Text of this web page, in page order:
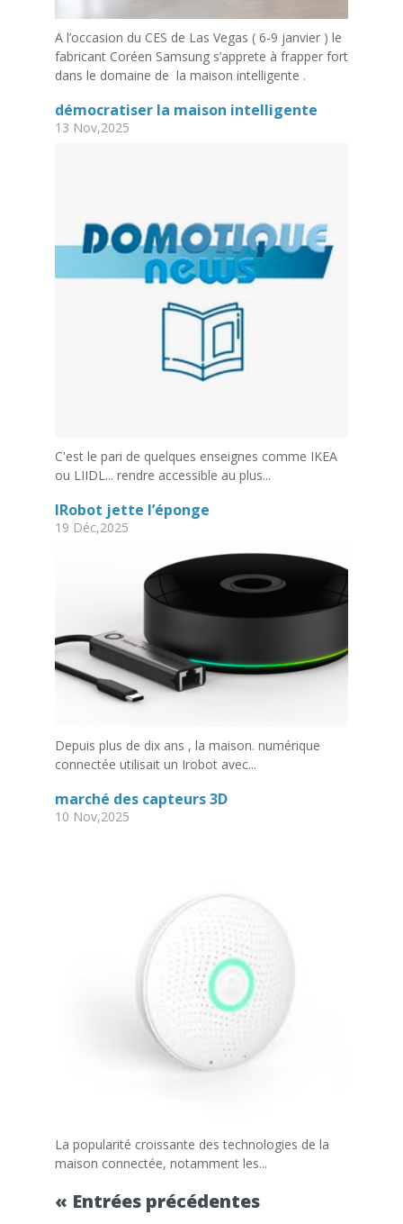
A l’occasion du CES de Las Vegas ( 6-9 janvier ) le
fabricant Coréen Samsung s’apprete à frapper fort
dans le domaine de la maison intelligente .
démocratiser la maison intelligente
13 Nov,2025
C'est le pari de quelques enseignes comme IKEA
ou LIIDL... rendre accessible au plus...
IRobot jette l’éponge
19 Déc,2025
Depuis plus de dix ans , la maison. numérique
connectée utilisait un Irobot avec...
marché des capteurs 3D
10 Nov,2025
La popularité croissante des technologies de la
maison connectée, notamment les...
« Entrées précédentes